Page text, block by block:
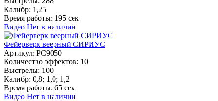
Калибр: 1,25
Время работы: 195 сек
Видео Нет в наличии
Фейерверк веерный СИРИУС
Артикул: РС9050
Количество эффектов: 10
Выстрелы: 100
Калибр: 0,8; 1,0; 1,2
Время работы: 65 сек
Видео Нет в наличии